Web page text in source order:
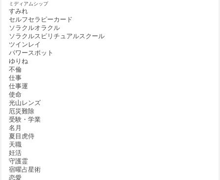
ミディアムシップ
すみれ
セルフセラピーカード
ソラクルオラクル
ソラクルスピリチュアルスクール
ツインレイ
パワースポット
ゆりね
不倫
仕事
仕事運
使命
光山レンズ
厄災難除
受験・学業
名月
夏目虎侍
天職
妊活
守護霊
宿曜占星術
恋愛